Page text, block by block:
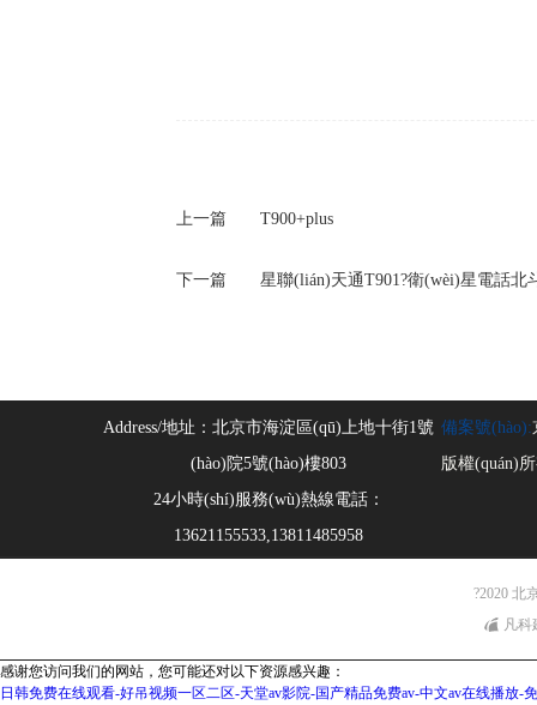
上一篇 T900+plus
下一篇 星聯(lián)天通T901?衛(wèi)星電話北
Address/地址：北京市海淀區(qū)上地十街1號
24小時(shí)服務(wù)熱線電話：
13621155533,13811485958
備案號(hào):
版權(quán)
?2020 北
凡科
感谢您访问我们的网站，您可能还对以下资源感兴趣：
日韩免费在线观看-好吊视频一区二区-天堂av影院-国产精品免费av-中文av在线播放